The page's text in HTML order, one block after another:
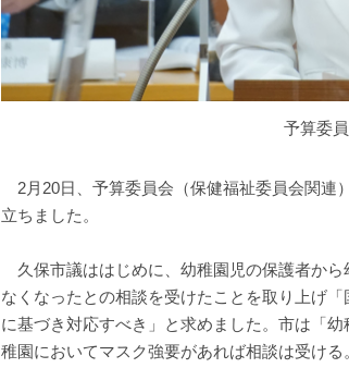
予算委
2月20日、予算委員会（保健福祉委員会関連
立ちました。
久保市議ははじめに、幼稚園児の保護者か
なくなったとの相談を受けたことを取り上げ
に基づき対応すべき」と求めました。市は「
稚園においてマスク強要があれば相談は受け